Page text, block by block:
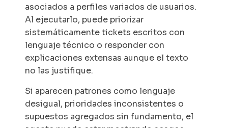
asociados a perfiles variados de usuarios.
Al ejecutarlo, puede priorizar
sistemáticamente tickets escritos con
lenguaje técnico o responder con
explicaciones extensas aunque el texto
no las justifique.
Si aparecen patrones como lenguaje
desigual, prioridades inconsistentes o
supuestos agregados sin fundamento, el